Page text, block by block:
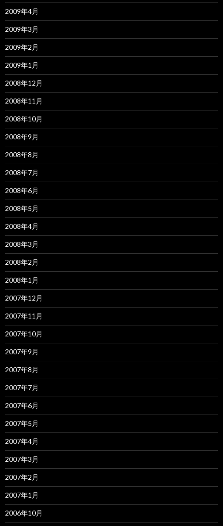
2009年4月
2009年3月
2009年2月
2009年1月
2008年12月
2008年11月
2008年10月
2008年9月
2008年8月
2008年7月
2008年6月
2008年5月
2008年4月
2008年3月
2008年2月
2008年1月
2007年12月
2007年11月
2007年10月
2007年9月
2007年8月
2007年7月
2007年6月
2007年5月
2007年4月
2007年3月
2007年2月
2007年1月
2006年10月